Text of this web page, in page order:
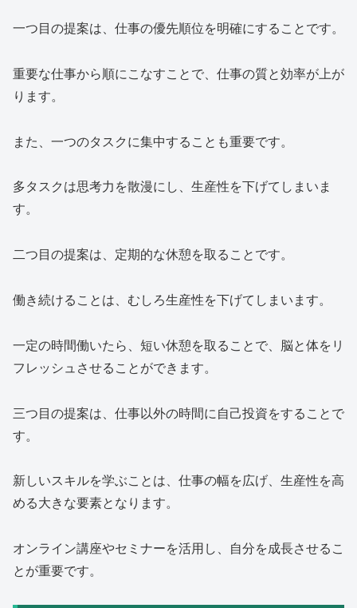
一つ目の提案は、仕事の優先順位を明確にすることです。
重要な仕事から順にこなすことで、仕事の質と効率が上が
ります。
また、一つのタスクに集中することも重要です。
多タスクは思考力を散漫にし、生産性を下げてしまいま
す。
二つ目の提案は、定期的な休憩を取ることです。
働き続けることは、むしろ生産性を下げてしまいます。
一定の時間働いたら、短い休憩を取ることで、脳と体をリ
フレッシュさせることができます。
三つ目の提案は、仕事以外の時間に自己投資をすることで
す。
新しいスキルを学ぶことは、仕事の幅を広げ、生産性を高
める大きな要素となります。
オンライン講座やセミナーを活用し、自分を成長させるこ
とが重要です。